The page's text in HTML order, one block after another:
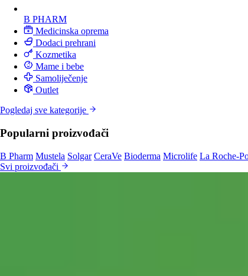
B PHARM
Medicinska oprema
Dodaci prehrani
Kozmetika
Mame i bebe
Samoliječenje
Outlet
Pogledaj sve kategorije
Popularni proizvođači
B Pharm Mustela Solgar CeraVe Bioderma Microlife La Roche-
Svi proizvođači